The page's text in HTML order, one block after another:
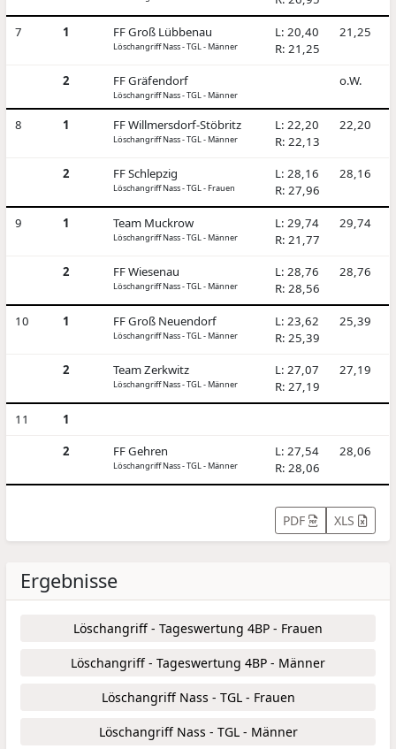
7 1 FF Groß Lübbenau
Löschangriff Nass - TGL - Männer
L: 20,40
R: 21,25
21,25
2 FF Gräfendorf
Löschangriff Nass - TGL - Männer
o.W.
8 1 FF Willmersdorf-Stöbritz
Löschangriff Nass - TGL - Männer
L: 22,20
R: 22,13
22,20
2 FF Schlepzig
Löschangriff Nass - TGL - Frauen
L: 28,16
R: 27,96
28,16
9 1 Team Muckrow
Löschangriff Nass - TGL - Männer
L: 29,74
R: 21,77
29,74
2 FF Wiesenau
Löschangriff Nass - TGL - Männer
L: 28,76
R: 28,56
28,76
10 1 FF Groß Neuendorf
Löschangriff Nass - TGL - Männer
L: 23,62
R: 25,39
25,39
2 Team Zerkwitz
Löschangriff Nass - TGL - Männer
L: 27,07
R: 27,19
27,19
11
1
2
FF Gehren
Löschangriff Nass - TGL - Männer
L: 27,54
R: 28,06
28,06
PDF XLS
Ergebnisse
Löschangriff - Tageswertung 4BP - Frauen
Löschangriff - Tageswertung 4BP - Männer
Löschangriff Nass - TGL - Frauen
Löschangriff Nass - TGL - Männer